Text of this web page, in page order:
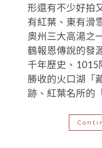
形還有不少好拍
有紅葉、東有滑
奧州三大高湯之
鶴報恩傳說的發
千年歷史、1015
勝收的火口湖「
跡、紅葉名所的